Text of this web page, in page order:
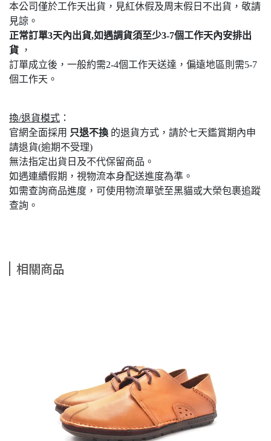
本公司僅於工作天出貨，見紅休假及周末假日不出貨，敬請
見諒。
正常訂單3天內出貨,如遇調貨須至少3-7個工作天內安排出
貨 ，
訂單成立後，一般約需2-4個工作天送達，偏遠地區則需5-7
個工作天。
換/退貨模式 ：
官網全面採用 只退不換 的退貨方式，請於七天鑑賞期內申
請退貨(逾期不受理)
無法指定出貨日及不代保留商品。
如遇連續假期，視物流本身配送進度為準。
如需查詢商品進度，可使用物流單號至黑貓或大榮包裹追蹤
查詢。
相關商品